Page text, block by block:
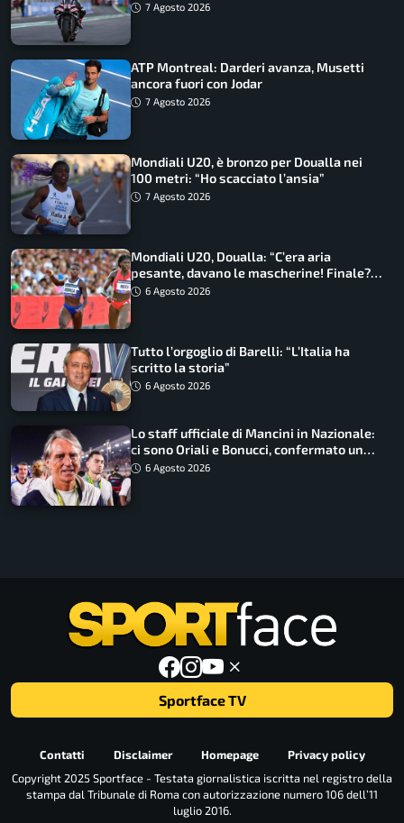
7 Agosto 2026
ATP Montreal: Darderi avanza, Musetti
ancora fuori con Jodar
7 Agosto 2026
Mondiali U20, è bronzo per Doualla nei
100 metri: “Ho scacciato l’ansia”
7 Agosto 2026
Mondiali U20, Doualla: “C’era aria
pesante, davano le mascherine! Finale?
Non ho nulla da perdere”
6 Agosto 2026
Tutto l’orgoglio di Barelli: “L’Italia ha
scritto la storia”
6 Agosto 2026
Lo staff ufficiale di Mancini in Nazionale:
ci sono Oriali e Bonucci, confermato un
ritorno
6 Agosto 2026
Sportface TV
Contatti Disclaimer Homepage
Privacy policy
Copyright 2025 Sportface - Testata giornalistica iscritta nel registro della
stampa dal Tribunale di Roma con autorizzazione numero 106 dell’11
luglio 2016.